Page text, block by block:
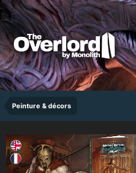
Peinture & décors